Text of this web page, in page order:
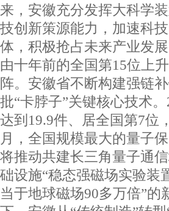
来，安徽充分发挥大科学
技创新策源能力，加速科
体，积极抢占未来产业
由十年前的全国第15位上
阵。安徽省不断构建强链
批“卡脖子”关键核心技术
达到19.9件、居全国第7
月，全国规模最大的量子
将推动共建长三角量子通
础设施“稳态强磁场实验装
当于地球磁场90多万倍”